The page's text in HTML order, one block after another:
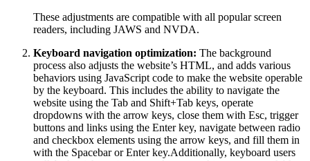
These adjustments are compatible with all popular screen
readers, including JAWS and NVDA.
Keyboard navigation optimization: The background
process also adjusts the website’s HTML, and adds various
behaviors using JavaScript code to make the website operable
by the keyboard. This includes the ability to navigate the
website using the Tab and Shift+Tab keys, operate
dropdowns with the arrow keys, close them with Esc, trigger
buttons and links using the Enter key, navigate between radio
and checkbox elements using the arrow keys, and fill them in
with the Spacebar or Enter key.Additionally, keyboard users